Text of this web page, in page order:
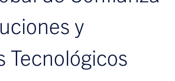
y
Tecnológicos